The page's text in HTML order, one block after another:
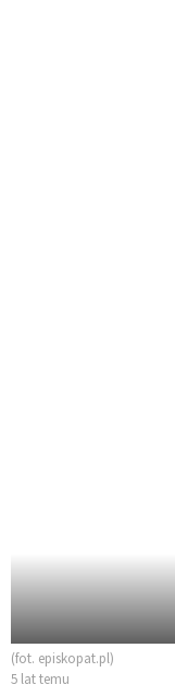
(fot. episkopat.pl)
5 lat temu